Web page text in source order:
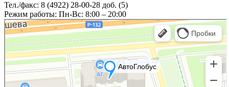
Тел./факс: 8 (4922) 28-00-28 доб. (5)
Режим работы: Пн-Вс: 8:00 – 20:00